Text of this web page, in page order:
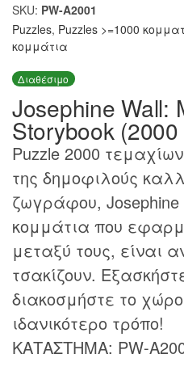
SKU: PW-A2001
Puzzles, Puzzles >=1000
κομμάτια
Διαθέσιμο
Josephine Wall:
Storybook
Puzzle 2000
της δημοφιλούς
ζωγράφου, Josephine
κομμάτια που
μεταξύ τους, είναι
τσακίζουν.
διακοσμήστε το
ιδανικότερο τρόπο!
ΚΑΤΑΣΤΗΜΑ: PW-